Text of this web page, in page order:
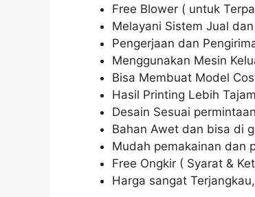
Free Blower ( untuk
Melayani Sistem Jual
Pengerjaan dan
Menggunakan Mesin
Bisa Membuat Model
Hasil Printing Lebih
Desain Sesuai
Bahan Awet dan bisa di
Mudah pemakainan dan
Free Ongkir ( Syarat &
Harga sangat